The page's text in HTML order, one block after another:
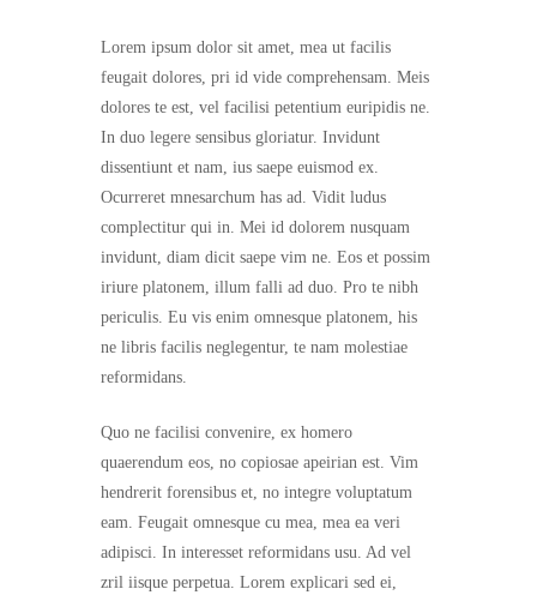
Lorem ipsum dolor sit amet, mea ut facilis
feugait dolores, pri id vide comprehensam. Meis
dolores te est, vel facilisi petentium euripidis ne.
In duo legere sensibus gloriatur. Invidunt
dissentiunt et nam, ius saepe euismod ex.
Ocurreret mnesarchum has ad. Vidit ludus
complectitur qui in. Mei id dolorem nusquam
invidunt, diam dicit saepe vim ne. Eos et possim
iriure platonem, illum falli ad duo. Pro te nibh
periculis. Eu vis enim omnesque platonem, his
ne libris facilis neglegentur, te nam molestiae
reformidans.
Quo ne facilisi convenire, ex homero
quaerendum eos, no copiosae apeirian est. Vim
hendrerit forensibus et, no integre voluptatum
eam. Feugait omnesque cu mea, mea ea veri
adipisci. In interesset reformidans usu. Ad vel
zril iisque perpetua. Lorem explicari sed ei,